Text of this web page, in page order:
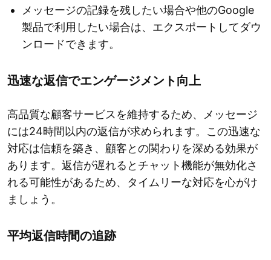
メッセージの記録を残したい場合や他のGoogle
製品で利用したい場合は、エクスポートしてダウ
ンロードできます。
迅速な返信でエンゲージメント向上
高品質な顧客サービスを維持するため、メッセージ
には24時間以内の返信が求められます。この迅速な
対応は信頼を築き、顧客との関わりを深める効果が
あります。返信が遅れるとチャット機能が無効化さ
れる可能性があるため、タイムリーな対応を心がけ
ましょう。
平均返信時間の追跡